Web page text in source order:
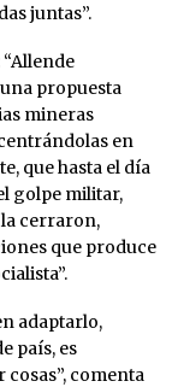
juntas”.
propuesta
mineras
en
que hasta el día
golpe militar,
cerraron,
que produce
adaptarlo,
país, es
comenta